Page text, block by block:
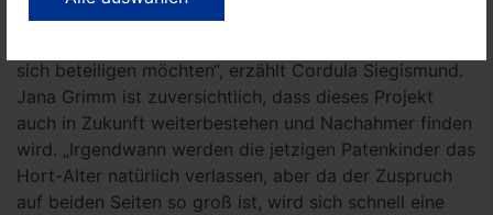
Mieter mitmachen können, oder auch nicht. Sie dürfen
sich beteiligen möchten“, erzählt Cordula Siegismund.
Jana Grimm ist zuversichtlich, dass dieses Projekt
auch in Zukunft weiterbestehen und Nachahmer finden
wird. „Irgendwann werden die jetzigen Patenkinder das
Hort-Alter natürlich verlassen, aber da der Zuspruch
auf beiden Seiten so groß ist, wird sich schnell eine